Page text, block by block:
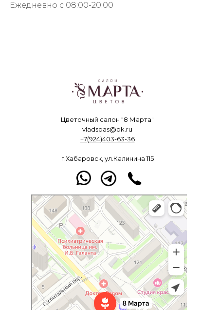
Ежедневно с 08:00-20:00
8 Марта
Доставка цветов и букетов в Хабаровске
Магазин цветов в Хабаровске
Цветочный салон "8 Марта"
vladspas@bk.ru
+7(924)403-63-36
г.Хабаровск, ул.Калинина 115